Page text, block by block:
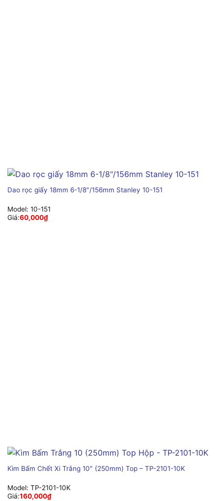
Dao rọc giấy 18mm 6-1/8″/156mm Stanley 10-151
Model: 10-151
Giá:60,000₫
Kìm Bấm Chết Xi Trắng 10″ (250mm) Top – TP-2101-10K
Model: TP-2101-10K
Giá:160,000₫